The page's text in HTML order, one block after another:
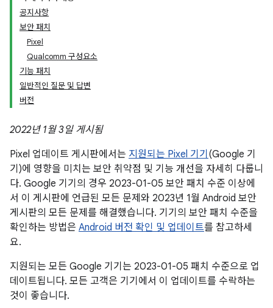
공지사항
보안 패치
Pixel
Qualcomm 구성요소
기능 패치
일반적인 질문 및 답변
버전
2022년 1월 3일 게시됨
Pixel 업데이트 게시판에서는 지원되는 Pixel 기기 (Google 기
기)에 영향을 미치는 보안 취약점 및 기능 개선을 자세히 다룹니
다. Google 기기의 경우 2023-01-05 보안 패치 수준 이상에
서 이 게시판에 언급된 모든 문제와 2023년 1월 Android 보안
게시판의 모든 문제를 해결했습니다. 기기의 보안 패치 수준을
확인하는 방법은 Android 버전 확인 및 업데이트를 참고하세
요.
지원되는 모든 Google 기기는 2023-01-05 패치 수준으로 업
데이트됩니다. 모든 고객은 기기에서 이 업데이트를 수락하는
것이 좋습니다.